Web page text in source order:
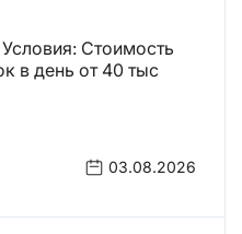
03.08.2026